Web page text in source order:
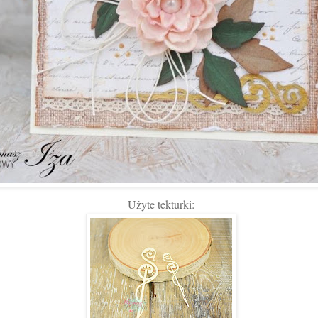
Użyte tekturki: